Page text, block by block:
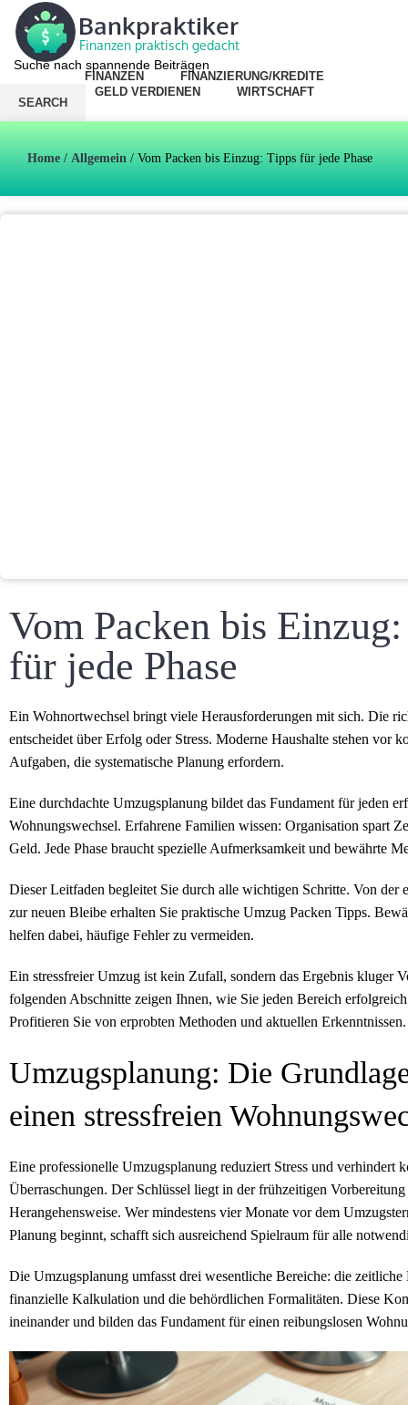
FINANZEN
FINANZIERUNG/KREDITE
GELD VERDIENEN
WIRTSCHAFT
Menu
Home / Allgemein / Vom Packen bis Einzug: Tipps für jede Phase
Vom Packen bis
für jede Phase
Ein Wohnortwechsel bringt viele Herausforderungen mit sich. Die
entscheidet über Erfolg oder Stress. Moderne Haushalte stehen vor
Aufgaben, die systematische Planung erfordern.
Eine durchdachte Umzugsplanung bildet das Fundament für jeden
Wohnungswechsel. Erfahrene Familien wissen: Organisation spart
Geld. Jede Phase braucht spezielle Aufmerksamkeit und bewährte
Dieser Leitfaden begleitet Sie durch alle wichtigen Schritte. Von der
zur neuen Bleibe erhalten Sie praktische Umzug Packen Tipps.
helfen dabei, häufige Fehler zu vermeiden.
Ein stressfreier Umzug ist kein Zufall, sondern das Ergebnis kluger
folgenden Abschnitte zeigen Ihnen, wie Sie jeden Bereich
Profitieren Sie von erprobten Methoden und aktuellen Erkenntnissen.
Umzugsplanung: Die
einen stressfreien
Eine professionelle Umzugsplanung reduziert Stress und verhindert
Überraschungen. Der Schlüssel liegt in der frühzeitigen Vorbereitung
Herangehensweise. Wer mindestens vier Monate vor dem
Planung beginnt, schafft sich ausreichend Spielraum für alle
Die Umzugsplanung umfasst drei wesentliche Bereiche: die
finanzielle Kalkulation und die behördlichen Formalitäten. Diese
ineinander und bilden das Fundament für einen reibungslosen
SEARCH